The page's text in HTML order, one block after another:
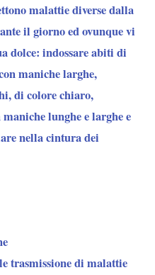
malattie diverse dalla
il giorno ed ovunque vi
dolce: indossare abiti di
maniche larghe,
di colore chiaro,
lunghe e larghe e
nella cintura dei
trasmissione di malattie